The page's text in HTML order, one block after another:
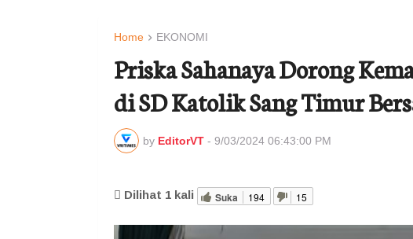
Home EKONOMI
Priska Sahanaya Dorong
di SD Katolik Sang Timur
by EditorVT - 9/03/2024 06:43:00 PM
Dilihat 1 kali Suka 194 15